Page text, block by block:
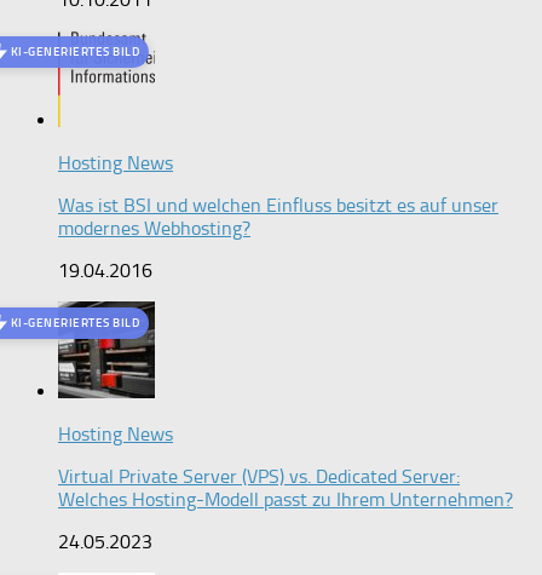
KI-GENERIERTES BILD
Hosting News
Was ist BSI und welchen Einfluss besitzt es auf unser
modernes Webhosting?
19.04.2016
KI-GENERIERTES BILD
Hosting News
Virtual Private Server (VPS) vs. Dedicated Server:
Welches Hosting-Modell passt zu Ihrem Unternehmen?
24.05.2023